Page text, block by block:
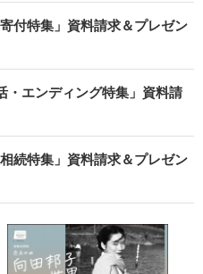
付特集」資料請求＆プレゼン
・エンディング特集」資料請
続特集」資料請求＆プレゼン